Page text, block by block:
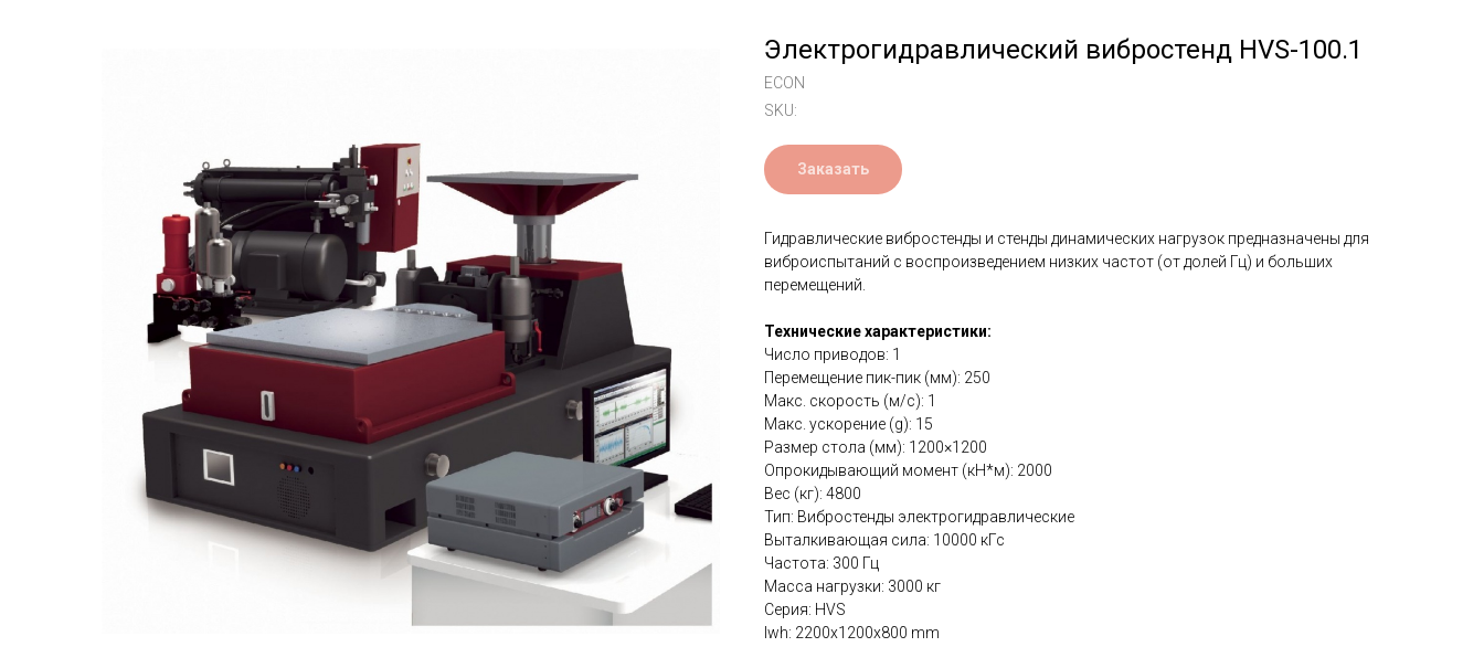
Электрогидравлический вибростенд HVS-100.1
ECON
SKU:
Заказать
Гидравлические вибростенды и стенды динамических нагрузок предназначены для
виброиспытаний с воспроизведением низких частот (от долей Гц) и больших
перемещений.
Технические характеристики:
Число приводов: 1
Перемещение пик-пик (мм): 250
Макс. скорость (м/с): 1
Макс. ускорение (g): 15
Размер стола (мм): 1200×1200
Опрокидывающий момент (кН*м): 2000
Вес (кг): 4800
Тип: Вибростенды электрогидравлические
Выталкивающая сила: 10000 кГс
Частота: 300 Гц
Масса нагрузки: 3000 кг
Серия: HVS
lwh: 2200x1200x800 mm